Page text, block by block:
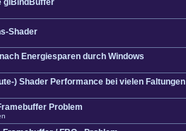
glBindBuffer
Shader
Energiesparen durch Windows
) Shader Performance bei vielen Faltungen
Problem